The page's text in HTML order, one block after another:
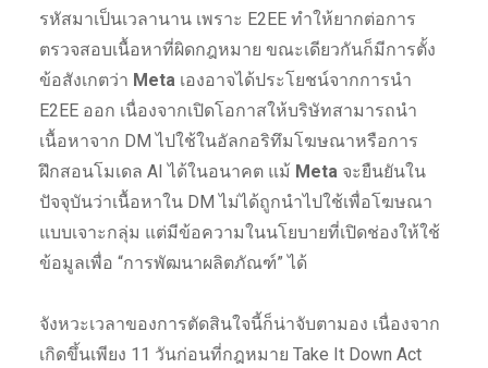
รหัสมาเป็นเวลานาน เพราะ E2EE ทำให้ยากต่อการ
ตรวจสอบเนื้อหาที่ผิดกฎหมาย ขณะเดียวกันก็มีการตั้ง
ข้อสังเกตว่า Meta เองอาจได้ประโยชน์จากการนำ
E2EE ออก เนื่องจากเปิดโอกาสให้บริษัทสามารถนำ
เนื้อหาจาก DM ไปใช้ในอัลกอริทึมโฆษณาหรือการ
ฝึกสอนโมเดล AI ได้ในอนาคต แม้ Meta จะยืนยันใน
ปัจจุบันว่าเนื้อหาใน DM ไม่ได้ถูกนำไปใช้เพื่อโฆษณา
แบบเจาะกลุ่ม แต่มีข้อความในนโยบายที่เปิดช่องให้ใช้
ข้อมูลเพื่อ “การพัฒนาผลิตภัณฑ์” ได้
จังหวะเวลาของการตัดสินใจนี้ก็น่าจับตามอง เนื่องจาก
เกิดขึ้นเพียง 11 วันก่อนที่กฎหมาย Take It Down Act